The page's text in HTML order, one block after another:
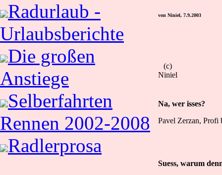
Radurlaub -
Urlaubsberichte
Die großen
Anstiege
Selberfahrten
Rennen 2002-2008
Radlerprosa
von Niniel, 7.9.2003
(c)
Niniel
Na, wer isses?
Pavel Zerzan,
Suess, warum